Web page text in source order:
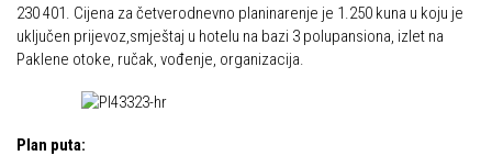
Obiteljska
Plan izleta Obiteljske sekcije za 2026. godinu
Izleti
Izvješća s izleta Obiteljske sekcije
Alpinistička škola
Speleološka škola HPD Željezničar
Obilaznice
Gojzerica
230 401. Cijena za četverodnevno planinarenje je 1.250 kuna u koju je
uključen prijevoz,smještaj u hotelu na bazi 3 polupansiona, izlet na
Paklene otoke, ručak, vođenje, organizacija.
Plan puta: